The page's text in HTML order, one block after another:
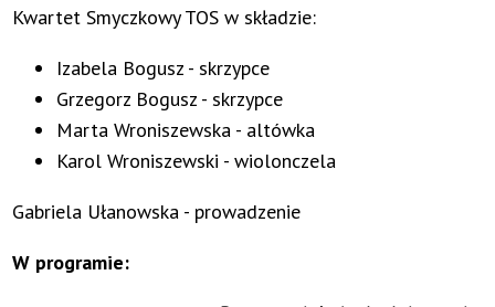
Kwartet Smyczkowy TOS w składzie:
Izabela Bogusz - skrzypce
Grzegorz Bogusz - skrzypce
Marta Wroniszewska - altówka
Karol Wroniszewski - wiolonczela
Gabriela Ułanowska - prowadzenie
W programie: